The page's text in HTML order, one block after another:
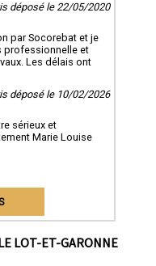
déposé le 22/05/2020
par Socorebat et je
professionnelle et
Les délais ont
déposé le 10/02/2026
sérieux et
Marie Louise
LOT-ET-GARONNE